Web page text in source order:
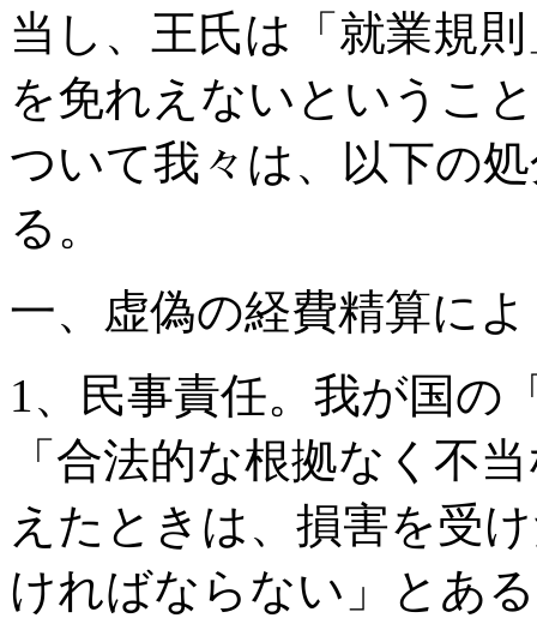
当し、王氏は「就業規
を免れえないというこ
ついて我々は、以下の
る。
一、虚偽の経費精算に
1、民事責任。我が国の
「合法的な根拠なく不
えたときは、損害を受
ければならない」とあ